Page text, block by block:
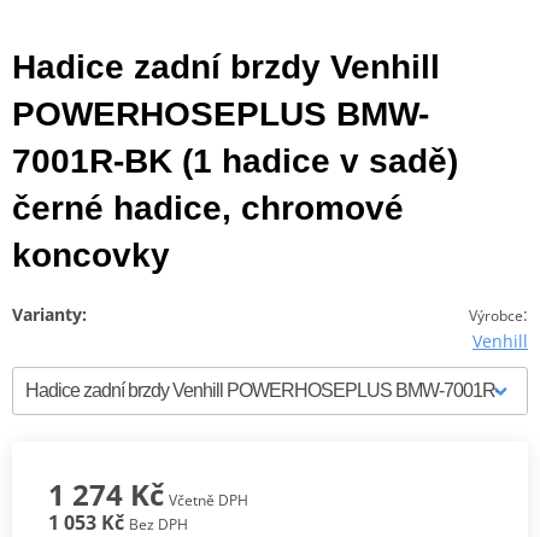
Hadice zadní brzdy Venhill
POWERHOSEPLUS BMW-
7001R-BK (1 hadice v sadě)
černé hadice, chromové
koncovky
Výrobce:
Venhill
Varianty:
1 274 Kč Včetně DPH
1 053 Kč Bez DPH